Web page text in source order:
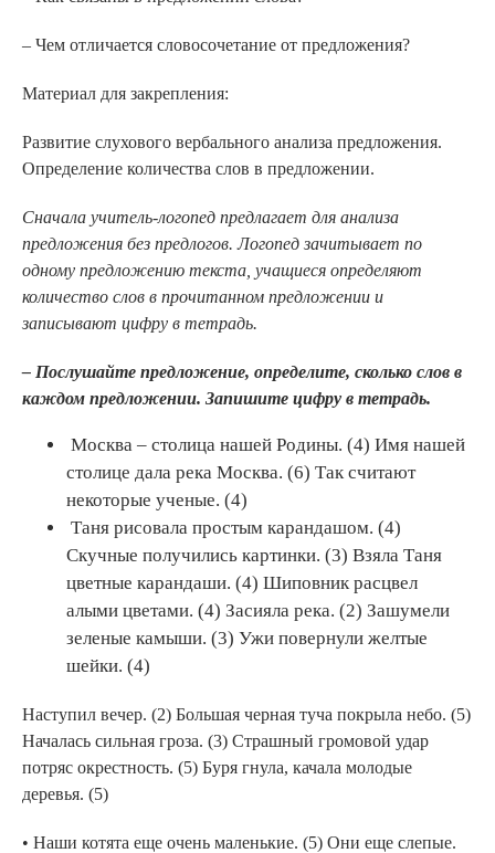
– Чем отличается словосочетание от предложения?
Материал для закрепления:
Развитие слухового вербального анализа предложения.
Определение количества слов в предложении.
Сначала учитель-логопед предлагает для анализа
предложения без предлогов. Логопед зачитывает по
одному предложению текста, учащиеся определяют
количество слов в прочитанном предложении и
записывают цифру в тетрадь.
– Послушайте предложение, определите, сколько слов в
каждом предложении. Запишите цифру в тетрадь.
Москва – столица нашей Родины. (4) Имя нашей
столице дала река Москва. (6) Так считают
некоторые ученые. (4)
Таня рисовала простым карандашом. (4)
Скучные получились картинки. (3) Взяла Таня
цветные карандаши. (4) Шиповник расцвел
алыми цветами. (4) Засияла река. (2) Зашумели
зеленые камыши. (3) Ужи повернули желтые
шейки. (4)
Наступил вечер. (2) Большая черная туча покрыла небо. (5)
Началась сильная гроза. (3) Страшный громовой удар
потряс окрестность. (5) Буря гнула, качала молодые
деревья. (5)
• Наши котята еще очень маленькие. (5) Они еще слепые.